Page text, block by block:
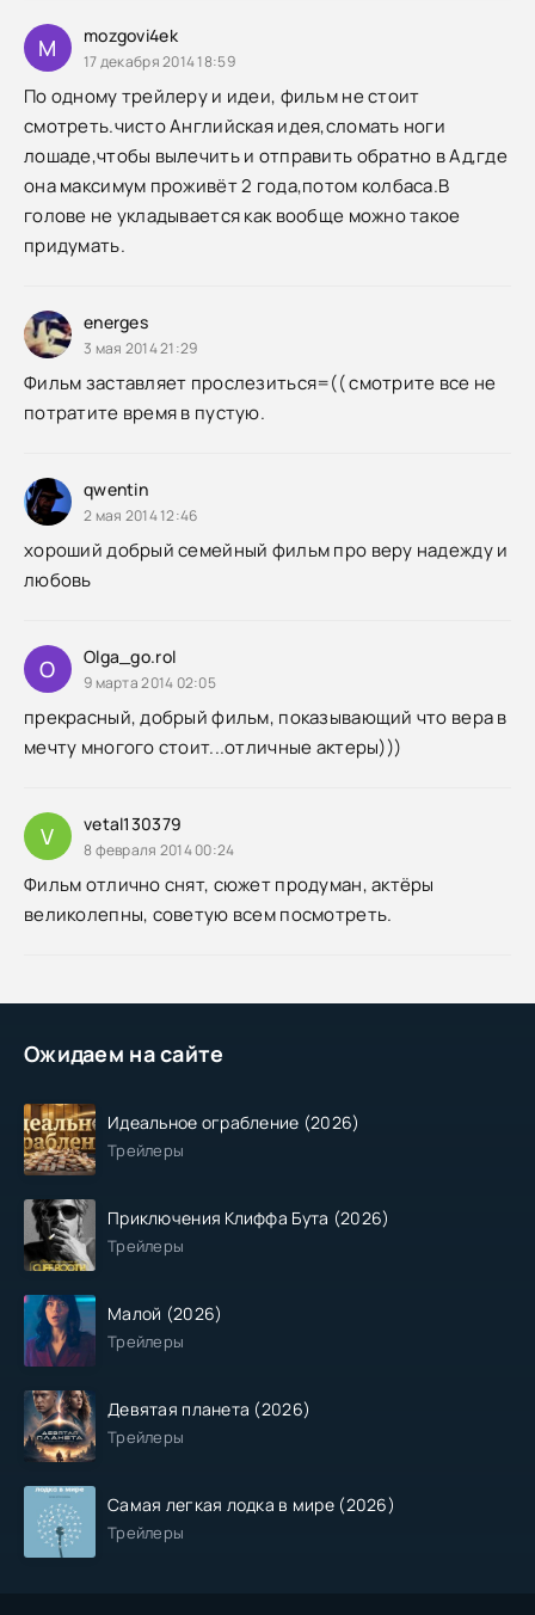
Ожидаем на сайте
Идеальное ограбление (2026)
Трейлеры
Приключения Клиффа Бута (2026)
Трейлеры
Малой (2026)
Трейлеры
Девятая планета (2026)
Трейлеры
Самая легкая лодка в мире (2026)
Трейлеры
M mozgovi4ek
17 декабря 2014 18:59
По одному трейлеру и идеи, фильм не стоит
смотреть.чисто Английская идея,сломать ноги
лошаде,чтобы вылечить и отправить обратно в Ад,где
она максимум проживёт 2 года,потом колбаса.В
голове не укладывается как вообще можно такое
придумать.
energes
3 мая 2014 21:29
Фильм заставляет прослезиться=(( смотрите все не
потратите время в пустую.
qwentin
2 мая 2014 12:46
хороший добрый семейный фильм про веру надежду и
любовь
O Olga_go.rol
9 марта 2014 02:05
прекрасный, добрый фильм, показывающий что вера в
мечту многого стоит...отличные актеры)))
V vetal130379
8 февраля 2014 00:24
Фильм отлично снят, сюжет продуман, актёры
великолепны, советую всем посмотреть.